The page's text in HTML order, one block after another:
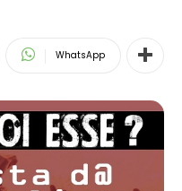
WhatsApp